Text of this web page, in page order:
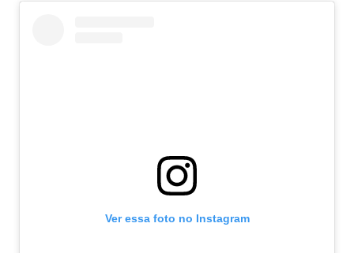
Ver essa foto no Instagram